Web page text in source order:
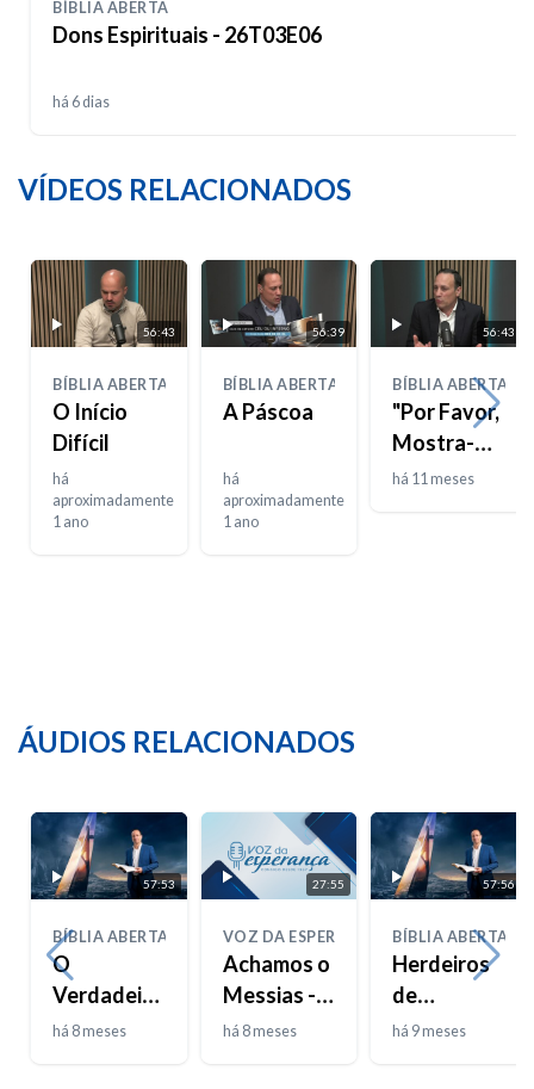
BÍBLIA ABERTA
Dons Espirituais - 26T03E06
há 6 dias
VÍDEOS RELACIONADOS
56:43
BÍBLIA ABERTA
O Início
Difícil
há
aproximadamente
1 ano
56:39
BÍBLIA ABERTA
A Páscoa
há
aproximadamente
1 ano
56:43
BÍBLIA ABERTA
"Por Favor,
Mostra-me
a Tua
há 11 meses
ÁUDIOS RELACIONADOS
57:53
BÍBLIA ABERTA
O
Verdadeiro
Josué
há 8 meses
27:55
VOZ DA ESPERANÇA
Achamos o
Messias -
T02E31
há 8 meses
57:56
BÍBLIA ABERTA
Herdeiros
de
Promessas,
há 9 meses